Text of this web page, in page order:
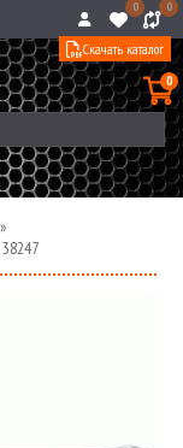
0 0
0
Скачать каталог
»